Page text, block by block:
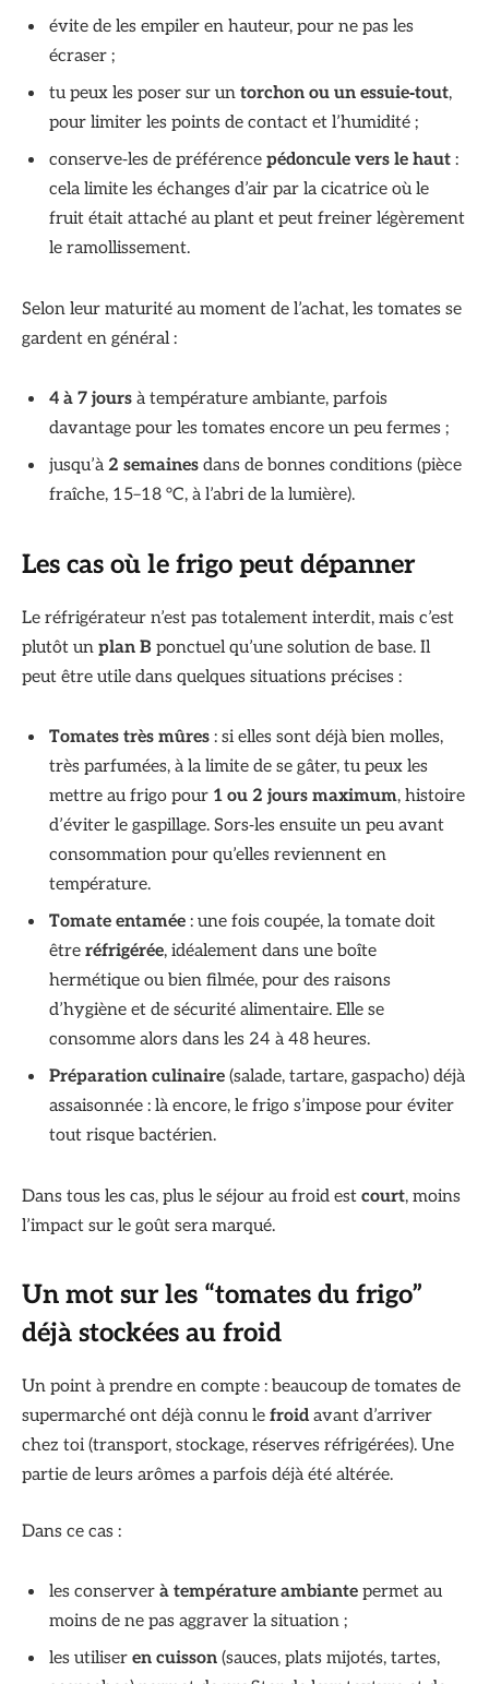
évite de les empiler en hauteur, pour ne pas les
écraser ;
tu peux les poser sur un torchon ou un essuie‑tout,
pour limiter les points de contact et l’humidité ;
conserve‑les de préférence pédoncule vers le haut :
cela limite les échanges d’air par la cicatrice où le
fruit était attaché au plant et peut freiner légèrement
le ramollissement.
Selon leur maturité au moment de l’achat, les tomates se
gardent en général :
4 à 7 jours à température ambiante, parfois
davantage pour les tomates encore un peu fermes ;
jusqu’à 2 semaines dans de bonnes conditions (pièce
fraîche, 15–18 °C, à l’abri de la lumière).
Les cas où le frigo peut dépanner
Le réfrigérateur n’est pas totalement interdit, mais c’est
plutôt un plan B ponctuel qu’une solution de base. Il
peut être utile dans quelques situations précises :
Tomates très mûres : si elles sont déjà bien molles,
très parfumées, à la limite de se gâter, tu peux les
mettre au frigo pour 1 ou 2 jours maximum, histoire
d’éviter le gaspillage. Sors‑les ensuite un peu avant
consommation pour qu’elles reviennent en
température.
Tomate entamée : une fois coupée, la tomate doit
être réfrigérée, idéalement dans une boîte
hermétique ou bien filmée, pour des raisons
d’hygiène et de sécurité alimentaire. Elle se
consomme alors dans les 24 à 48 heures.
Préparation culinaire (salade, tartare, gaspacho) déjà
assaisonnée : là encore, le frigo s’impose pour éviter
tout risque bactérien.
Dans tous les cas, plus le séjour au froid est court, moins
l’impact sur le goût sera marqué.
Un mot sur les “tomates du frigo”
déjà stockées au froid
Un point à prendre en compte : beaucoup de tomates de
supermarché ont déjà connu le froidavant d’arriver
chez toi (transport, stockage, réserves réfrigérées). Une
partie de leurs arômes a parfois déjà été altérée.
Dans ce cas :
les conserver à température ambiante permet au
moins de ne pas aggraver la situation ;
les utiliser en cuisson (sauces, plats mijotés, tartes,